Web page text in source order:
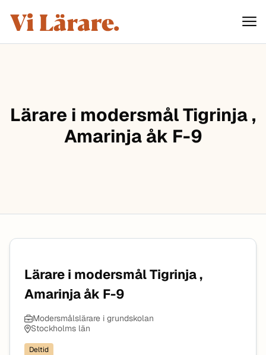
Hoppa till innehåll
ViLärare
Lärare i modersmål Tigrinja ,
Amarinja åk F-9
Lärare i modersmål Tigrinja ,
Amarinja åk F-9
Modersmålslärare i grundskolan
Stockholms län
Deltid